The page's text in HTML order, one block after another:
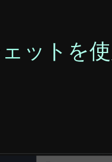
ットを